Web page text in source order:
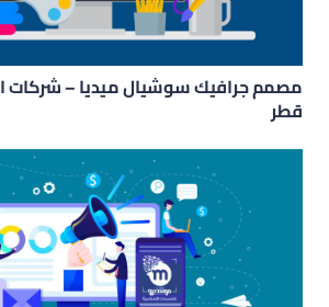
مصمم جرافيك سوشيال ميديا – شركات
قطر